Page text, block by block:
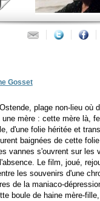
Gosset
plage non-lieu où
mère : cette mère là,
d'une folie héritée et
baignées de cette
vannes s'ouvrent sur les
Le film, joué,
les souvenirs d'une
de la maniaco-
boule de haine mère-